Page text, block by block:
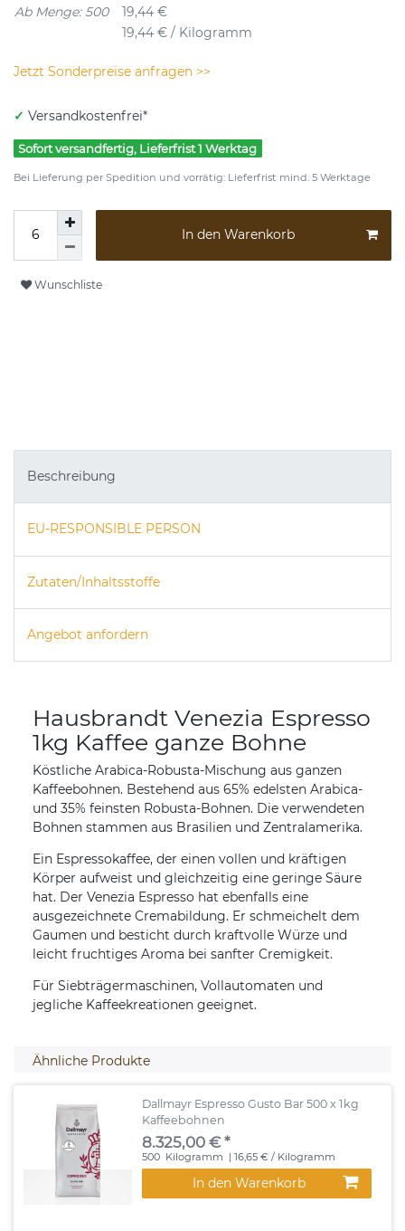
Ab Menge: 500
19,44 €
19,44 € / Kilogramm
Jetzt Sonderpreise anfragen >>
✓ Versandkostenfrei*
Sofort versandfertig, Lieferfrist 1 Werktag
Bei Lieferung per Spedition und vorrätig: Lieferfrist mind. 5 Werktage
In den Warenkorb
Wunschliste
Beschreibung
EU-RESPONSIBLE PERSON
Zutaten/Inhaltsstoffe
Angebot anfordern
Hausbrandt Venezia Espresso
1kg Kaffee ganze Bohne
Köstliche Arabica-Robusta-Mischung aus ganzen
Kaffeebohnen. Bestehend aus 65% edelsten Arabica-
und 35% feinsten Robusta-Bohnen. Die verwendeten
Bohnen stammen aus Brasilien und Zentralamerika.
Ein Espressokaffee, der einen vollen und kräftigen
Körper aufweist und gleichzeitig eine geringe Säure
hat. Der Venezia Espresso hat ebenfalls eine
ausgezeichnete Cremabildung. Er schmeichelt dem
Gaumen und besticht durch kraftvolle Würze und
leicht fruchtiges Aroma bei sanfter Cremigkeit.
Für Siebträgermaschinen, Vollautomaten und
jegliche Kaffeekreationen geeignet.
Ähnliche Produkte
Dallmayr Espresso Gusto Bar 500 x 1kg
Kaffeebohnen
8.325,00 € *
500 Kilogramm | 16,65 € / Kilogramm
In den Warenkorb